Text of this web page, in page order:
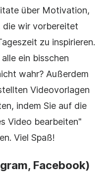
über Motivation,
die wir vorbereitet
zu inspirieren.
ein bisschen
wahr? Außerdem
Videovorlagen
indem Sie auf die
Video bearbeiten"
Viel Spaß!
Facebook)